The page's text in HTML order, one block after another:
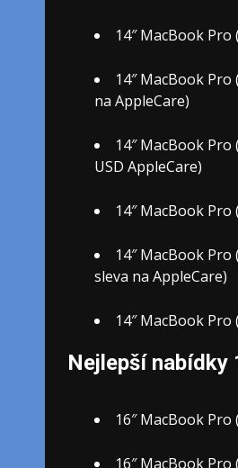
14″ MacBook Pro
14″ MacBook Pro
na AppleCare)
14″ MacBook Pro
USD AppleCare)
14″ MacBook Pro
14″ MacBook Pro
sleva na AppleCare)
14″ MacBook Pro
Nejlepší nabídky
16″ MacBook Pro
16″ MacBook Pro